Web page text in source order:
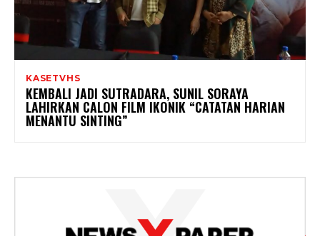
KASETVHS
KEMBALI JADI SUTRADARA, SUNIL SORAYA
LAHIRKAN CALON FILM IKONIK “CATATAN HARIAN
MENANTU SINTING”